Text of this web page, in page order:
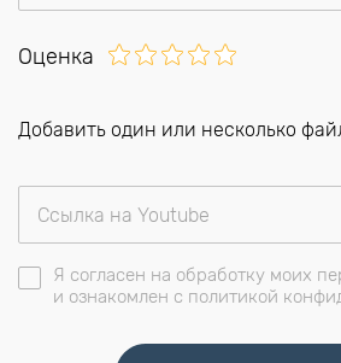
Оценка
Добавить один или несколько
Я согласен на обработку моих
и ознакомлен с политикой